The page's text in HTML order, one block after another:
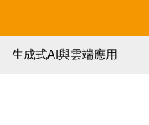
生成式AI與雲端應用